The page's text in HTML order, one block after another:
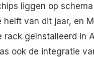
liggen op
helft van dit jaar, en
rack geïnstalleerd in
ook de integratie